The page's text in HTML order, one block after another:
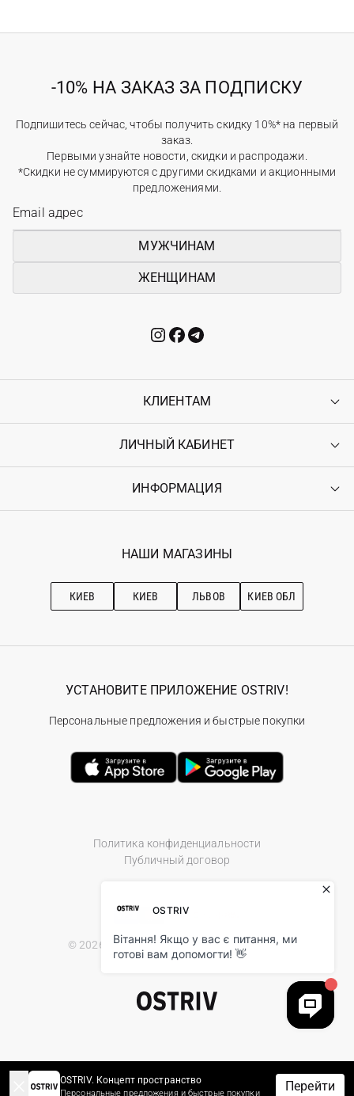
-10% НА ЗАКАЗ ЗА ПОДПИСКУ
Подпишитесь сейчас, чтобы получить скидку 10%* на первый
заказ.
Первыми узнайте новости, скидки и распродажи.
*Скидки не суммируются с другими скидками и акционными
предложениями.
МУЖЧИНАМ
ЖЕНЩИНАМ
КЛИЕНТАМ
Контакты
Возврат
Гарантия
ЛИЧНЫЙ КАБИНЕТ
Войти
Ostriv Club+
ИНФОРМАЦИЯ
Наши магазини
Рекомендации по уходу
НАШИ МАГАЗИНЫ
КИЕВ КИЕВ ЛЬВОВ КИЕВ ОБЛ
Политика конфиденциальности
Публичный договор
© 2026 Ostriv.ua Store. All Rights Reserved.
УСТАНОВИТЕ ПРИЛОЖЕНИЕ OSTRIV!
Персональные предложения и быстрые покупки
OSTRIV. Концепт пространство
Персональные предложения и быстрые покупки Перейти